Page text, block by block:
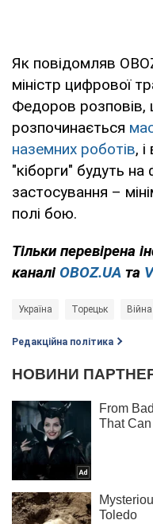
Як повідомляв
міністр цифрової
Федоров розповів,
розпочинається
наземних роботів,
"кіборги" будуть
застосування –
полі бою.
Тільки перевірена
каналі OBOZ.UA та
Україна Торецьк Війна
Редакційна політика